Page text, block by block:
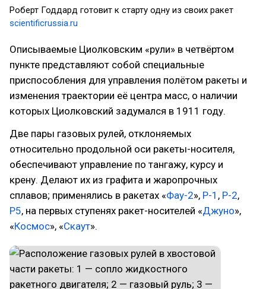
Роберт Годдард готовит к старту одну из своих ракет
scientificrussia.ru
Описываемые Циолковским «рули» в четвёртом
пункте представляют собой специальные
приспособления для управления полётом ракеты и
изменения траектории её центра масс, о наличии
которых Циолковский задумался в 1911 году.
Две пары газовых рулей, отклоняемых
относительно продольной оси ракеты-носителя,
обеспечивают управление по тангажу, курсу и
крену. Делают их из графита и жаропрочных
сплавов; применялись в ракетах «Фау-2», Р-1 , Р-2,
Р5, на первых ступенях ракет-носителей «Джуно»,
«Космос», «Скаут».